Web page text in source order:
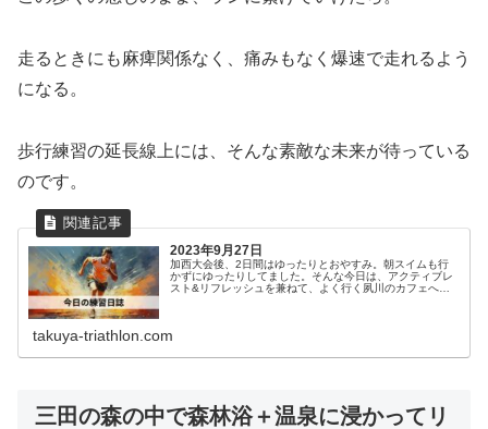
走るときにも麻痺関係なく、痛みもなく爆速で走れるよう
になる。
歩行練習の延長線上には、そんな素敵な未来が待っている
のです。
2023年9月27日
加西大会後、2日間はゆったりとおやすみ。朝スイムも行
かずにゆったりしてました。そんな今日は、アクティブレ
スト&リフレッシュを兼ねて、よく行く夙川のカフェへ。
takuya-triathlon.com
三田の森の中で森林浴＋温泉に浸かってリ